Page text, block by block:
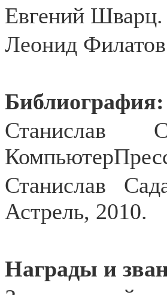
Евгений
Леонид
Библиография:
Станислав
Астрель, 2010.
Награды и